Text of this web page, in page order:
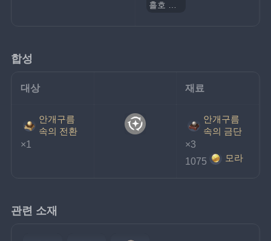
흘호 생선회칼
합성
대상 재료
안개구름
속의 전환
×1
안개구름
속의 금단
×3
1075
모라
관련 소재